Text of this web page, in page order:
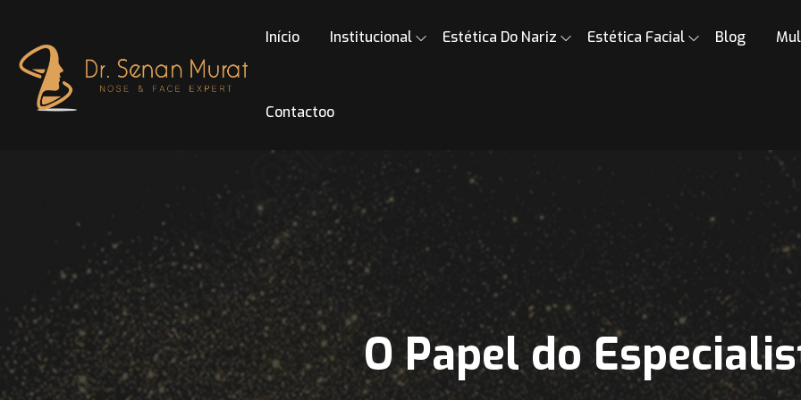
Início Institucional Estética Do Nariz Estética Facial Blog
Contactoo
O Papel do